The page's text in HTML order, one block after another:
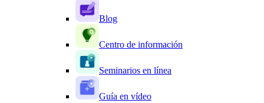
Blog
Centro de información
Seminarios en línea
Guía en vídeo